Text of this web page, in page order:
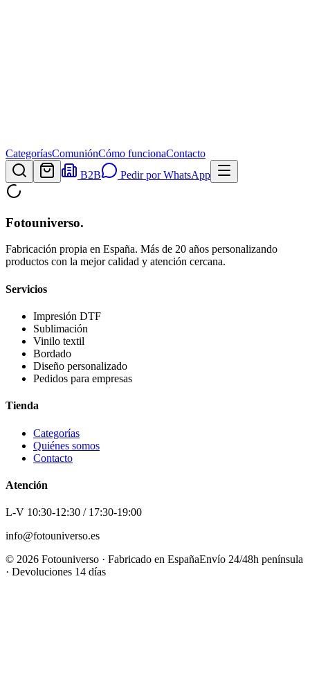
CategoríasComuniónCómo funcionaContacto
B2B
Pedir por WhatsApp
Fotouniverso.
Fabricación propia en España. Más de 20 años personalizando
productos con la mejor calidad y atención cercana.
Servicios
Impresión DTF
Sublimación
Vinilo textil
Bordado
Diseño personalizado
Pedidos para empresas
Tienda
Categorías
Quiénes somos
Contacto
Atención
L-V 10:30-12:30 / 17:30-19:00
info@fotouniverso.es
© 2026 Fotouniverso · Fabricado en EspañaEnvío 24/48h península
· Devoluciones 14 días